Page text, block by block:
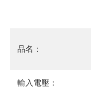
品名：
輸入電壓：